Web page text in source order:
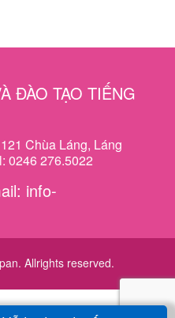
ĐÀO TẠO TIẾNG
Chùa Láng, Láng
0246 276.5022
info-
Allrights reserved.